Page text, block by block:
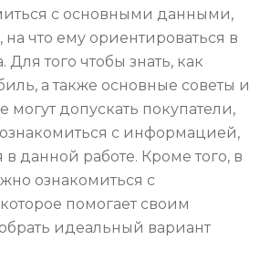
с основными данными,
что ему ориентироваться в
того чтобы знать, как
а также основные советы и
могут допускать покупатели,
с информацией,
в данной работе. Кроме того, в
ознакомиться с
помогает своим
идеальный вариант